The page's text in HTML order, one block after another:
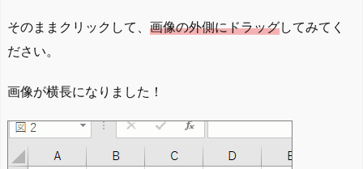
そのままクリックして、 画像の外側にドラッグしてみてく
ださい。
画像が横長になりました！